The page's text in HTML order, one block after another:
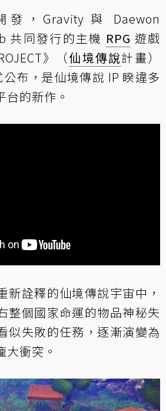
發，Gravity 與 Daewon
共同發行的主機 RPG 遊戲
》（仙境傳說計畫）
布，是仙境傳說 IP 睽違多
的新作。
新詮釋的仙境傳說宇宙中，
整個國家命運的物品神秘失
似失敗的任務，逐漸演變為
衝突。